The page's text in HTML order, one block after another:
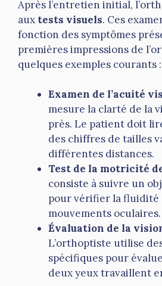
Après l’entretien initial,
aux tests visuels. Ces
fonction des symptômes
premières impressions de
quelques exemples courants :
Examen de l’acuité
mesure la clarté de la
près. Le patient doit
des chiffres de tailles
différentes distances.
Test de la motricité
consiste à suivre un
pour vérifier la fluidité
mouvements oculaires.
Évaluation de la
L’orthoptiste utilise
spécifiques pour
deux yeux travaillent